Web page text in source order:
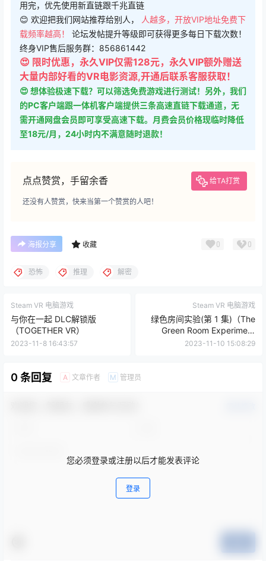
用完，优先使用新直链跟千兆直链
😊 欢迎把我们网站推荐给别人， 人越多，开放VIP地址免费下
载频率越高！ 论坛发帖提升等级即可获得更多每日下载次数！
终身VIP售后服务群：856861442
😍 限时优惠，永久VIP仅需128元，永久VIP额外赠送
大量内部好看的VR电影资源,开通后联系客服获取！
😍 想体验极速下载？可以筛选免费游戏进行测试！另外，我们
的PC客户端跟一体机客户端提供三条高速直链下载通道，无
需开通网盘会员即可享受高速下载。月费会员价格现临时降低
至18元/月，24小时内不满意随时退款！
点点赞赏，手留余香 给TA打赏
还没有人赞赏，快来当第一个赞赏的人吧！
海报分享 收藏 0 0
恐怖 推理 解密
Steam VR 电脑游戏
与你在一起 DLC解锁版
（TOGETHER VR）
2023-11-8 16:43:57
Steam VR 电脑游戏
绿色房间实验(第 1 集)（The
Green Room Experiment
(Episode 1)）
2023-11-10 15:08:29
0 条回复 A 文章作者 M 管理员
您必须登录或注册以后才能发表评论
登录